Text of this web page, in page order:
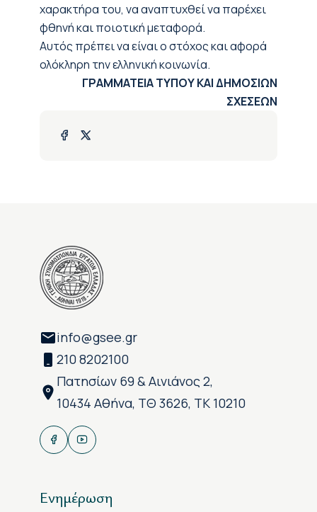
χαρακτήρα του, να αναπτυχθεί να παρέχει
φθηνή και ποιοτική μεταφορά.
Αυτός πρέπει να είναι ο στόχος και αφορά
ολόκληρη την ελληνική κοινωνία.
ΓΡΑΜΜΑΤΕΙΑ ΤΥΠΟΥ ΚΑΙ ΔΗΜΟΣΙΩΝ
ΣΧΕΣΕΩΝ
info@gsee.gr
210 8202100
Πατησίων 69 & Αινιάνος 2,
10434 Αθήνα, ΤΘ 3626, ΤΚ 10210
Ενημέρωση